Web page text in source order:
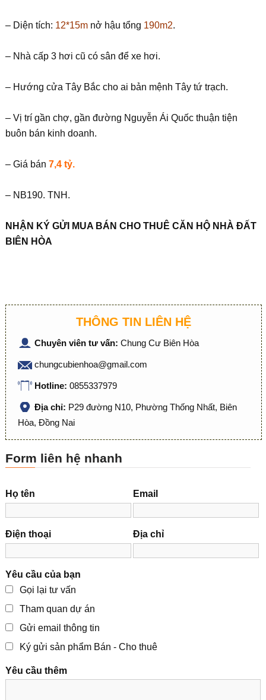
– Diện tích: 12*15mnở hậu tổng 190m2.
– Nhà cấp 3 hơi cũ có sân để xe hơi.
– Hướng cửa Tây Bắc cho ai bản mệnh Tây tứ trạch.
– Vị trí gần chợ, gần đường Nguyễn Ái Quốc thuận tiện
buôn bán kinh doanh.
– Giá bán 7,4 tỷ.
– NB190. TNH.
NHẬN KÝ GỬI MUA BÁN CHO THUÊ CĂN HỘ NHÀ ĐẤT
BIÊN HÒA
THÔNG TIN LIÊN HỆ
Chuyên viên tư vấn: Chung Cư Biên Hòa
chungcubienhoa@gmail.com
Hotline: 0855337979
Địa chỉ: P29 đường N10, Phường Thống Nhất, Biên
Hòa, Đồng Nai
Form liên hệ nhanh
Họ tên Email
Điện thoại Địa chỉ
Yêu cầu của bạn
Gọi lại tư vấn
Tham quan dự án
Gửi email thông tin
Ký gửi sản phẩm Bán - Cho thuê
Yêu cầu thêm